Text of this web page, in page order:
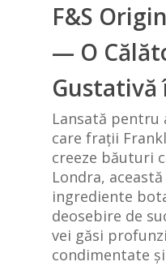
F&S
— O
Gustativă
Lansată pentru
care frații
creeze băuturi
Londra,
ingrediente
deosebire de
vei găsi
condimentate